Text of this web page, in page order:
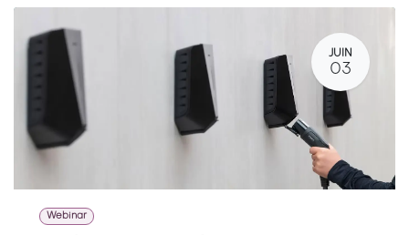
JUIN
03
Webinar